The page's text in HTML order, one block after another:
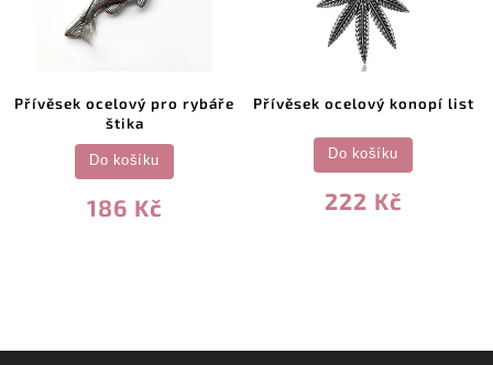
Přívěsek ocelový pro rybáře
štika
186 Kč
Do košíku
Přívěsek ocelový konopí list
222 Kč
Do košíku